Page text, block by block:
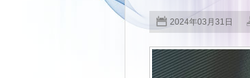
2024年03月31日